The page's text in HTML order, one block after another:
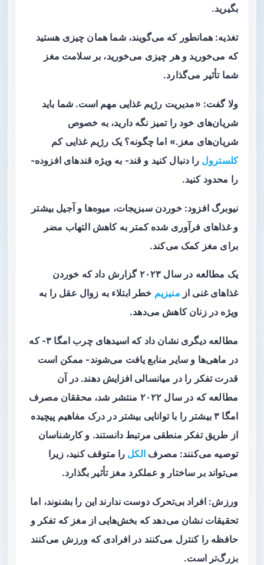
بگیرید.
تغذیه: همانطور که می‌گویند، شما همان چیزی هستید
که می‌خورید و هر چیزی می‌خورید، بر سلامت مغز
شما تأثیر می‌گذارد.
ولا گفت: «مدیریت رژیم غذایی مهم است. شما باید
شریان‌های خود را تمیز نگه دارید، به خصوص
شریان‌های مغز.» اما چگونه؟ یک رژیم غذایی کم
کلسترول را دنبال کنید و قند- به ویژه قندهای افزوده-
را محدود کنید.
نیوبرگ افزود: خوردن سبزیجات، میوه‌ها و آجیل بیشتر
و غذاهای فرآوری شده کمتر به کاهش التهاب مضر
برای مغز کمک می‌کند.
یک مطالعه در سال ۲۰۲۳ گزارش داد که خوردن
غذاهای غنی از منیزیم خطر ابتلاء به زوال عقل را به
ویژه در زنان کاهش می‌دهد.
مطالعه دیگری نشان داد که اسیدهای چرب امگا ۳- که
در ماهی‌ها و سایر منابع یافت می‌شوند- ممکن است
قدرت تفکر را در میانسالی افزایش دهند. در آن
مطالعه که در سال ۲۰۲۲ منتشر شد، محققان مصرف
امگا ۳ بیشتر را با توانایی بیشتر در درک مفاهیم پیچیده
از طریق تفکر منطقی مرتبط دانستند. و کارشناسان
توصیه می‌کنند: مصرف الکل را متوقف کنید، زیرا
می‌تواند بر ساختار و عملکرد مغز تأثیر بگذارد.
ورزش: افراد بی‌تحرک دوست ندارند این را بشنوند، اما
تحقیقات نشان می‌دهد که بخش‌هایی از مغز که تفکر و
حافظه را کنترل می‌کنند در افرادی که ورزش می‌کنند
بزرگ‌تر است.